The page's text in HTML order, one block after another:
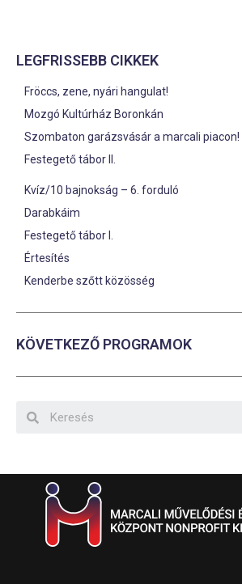
LEGFRISSEBB CIKKEK
Fröccs, zene, nyári hangulat!
Mozgó Kultúrház Boronkán
Szombaton garázsvásár a marcali piacon!
Festegető tábor II.
Kvíz/10 bajnokság – 6. forduló
Darabkáim
Festegető tábor I.
Értesítés
Kenderbe szőtt közösség
KÖVETKEZŐ PROGRAMOK